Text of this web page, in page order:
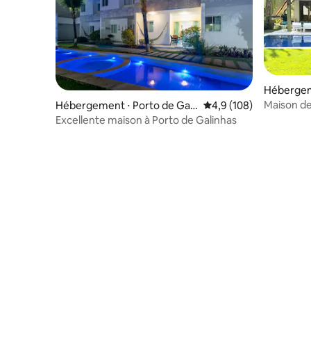
Hébergement ⋅ Porto de Gali
nhas
Évaluation moyenne
4,9 (108)
Excellente maison à Porto de Galinhas
Maison